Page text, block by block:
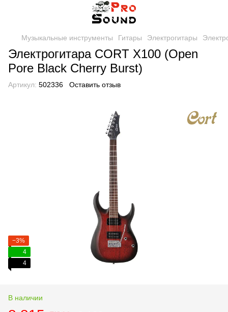
Музыкальные инструменты Гитары Электрогитары
Электрогитара CORT X100 (Open
Pore Black Cherry Burst)
Артикул: 502336 Оставить отзыв
−3%
4
4
В наличии